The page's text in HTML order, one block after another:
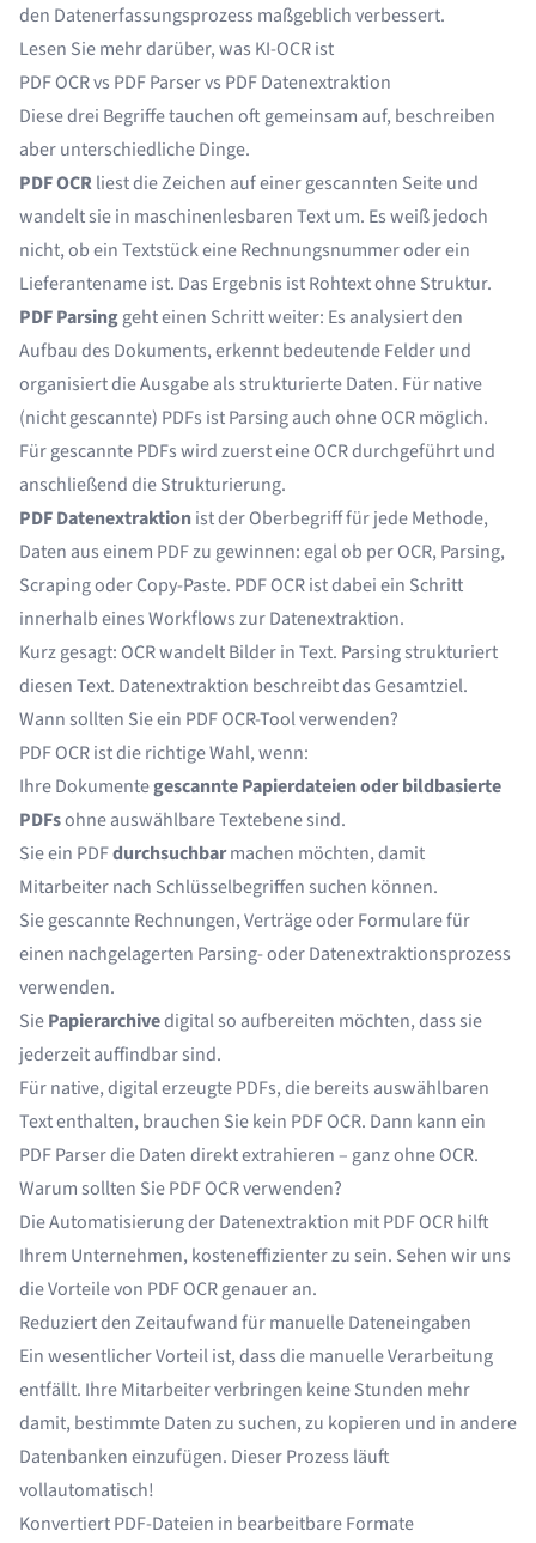
den Datenerfassungsprozess maßgeblich verbessert.
Lesen Sie mehr darüber,was KI-OCR ist
PDF OCR vs PDF Parser vs PDF Datenextraktion
Diese drei Begriffe tauchen oft gemeinsam auf, beschreiben
aber unterschiedliche Dinge.
PDF OCRliest die Zeichen auf einer gescannten Seite und
wandelt sie in maschinenlesbaren Text um. Es weiß jedoch
nicht, ob ein Textstück eine Rechnungsnummer oder ein
Lieferantename ist. Das Ergebnis ist Rohtext ohne Struktur.
PDF Parsinggeht einen Schritt weiter: Es analysiert den
Aufbau des Dokuments, erkennt bedeutende Felder und
organisiert die Ausgabe als strukturierte Daten. Für native
(nicht gescannte) PDFs ist Parsing auch ohne OCR möglich.
Für gescannte PDFs wird zuerst eine OCR durchgeführt und
anschließend die Strukturierung.
PDF Datenextraktionist der Oberbegriff für jede Methode,
Daten aus einem PDF zu gewinnen: egal ob per OCR, Parsing,
Scraping oder Copy-Paste. PDF OCR ist dabei ein Schritt
innerhalb eines Workflows zur Datenextraktion.
Kurz gesagt: OCR wandelt Bilder in Text. Parsing strukturiert
diesen Text. Datenextraktion beschreibt das Gesamtziel.
Wann sollten Sie ein PDF OCR-Tool verwenden?
PDF OCR ist die richtige Wahl, wenn:
Ihre Dokumentegescannte Papierdateien oder bildbasierte
PDFsohne auswählbare Textebene sind.
Sie ein PDFdurchsuchbarmachen möchten, damit
Mitarbeiter nach Schlüsselbegriffen suchen können.
Sie gescannte Rechnungen, Verträge oder Formulare für
einen nachgelagerten Parsing- oder Datenextraktionsprozess
verwenden.
SiePapierarchivedigital so aufbereiten möchten, dass sie
jederzeit auffindbar sind.
Für native, digital erzeugte PDFs, die bereits auswählbaren
Text enthalten, brauchen Sie kein PDF OCR. Dann kann ein
PDF Parserdie Daten direkt extrahieren – ganz ohne OCR.
Warum sollten Sie PDF OCR verwenden?
Die Automatisierung der Datenextraktion mit PDF OCR hilft
Ihrem Unternehmen, kosteneffizienter zu sein. Sehen wir uns
die Vorteile von PDF OCR genauer an.
Reduziert den Zeitaufwand für manuelle Dateneingaben
Ein wesentlicher Vorteil ist, dass die manuelle Verarbeitung
entfällt. Ihre Mitarbeiter verbringen keine Stunden mehr
damit, bestimmte Daten zu suchen, zu kopieren und in andere
Datenbanken einzufügen. Dieser Prozess läuft
vollautomatisch!
Konvertiert PDF-Dateien in bearbeitbare Formate